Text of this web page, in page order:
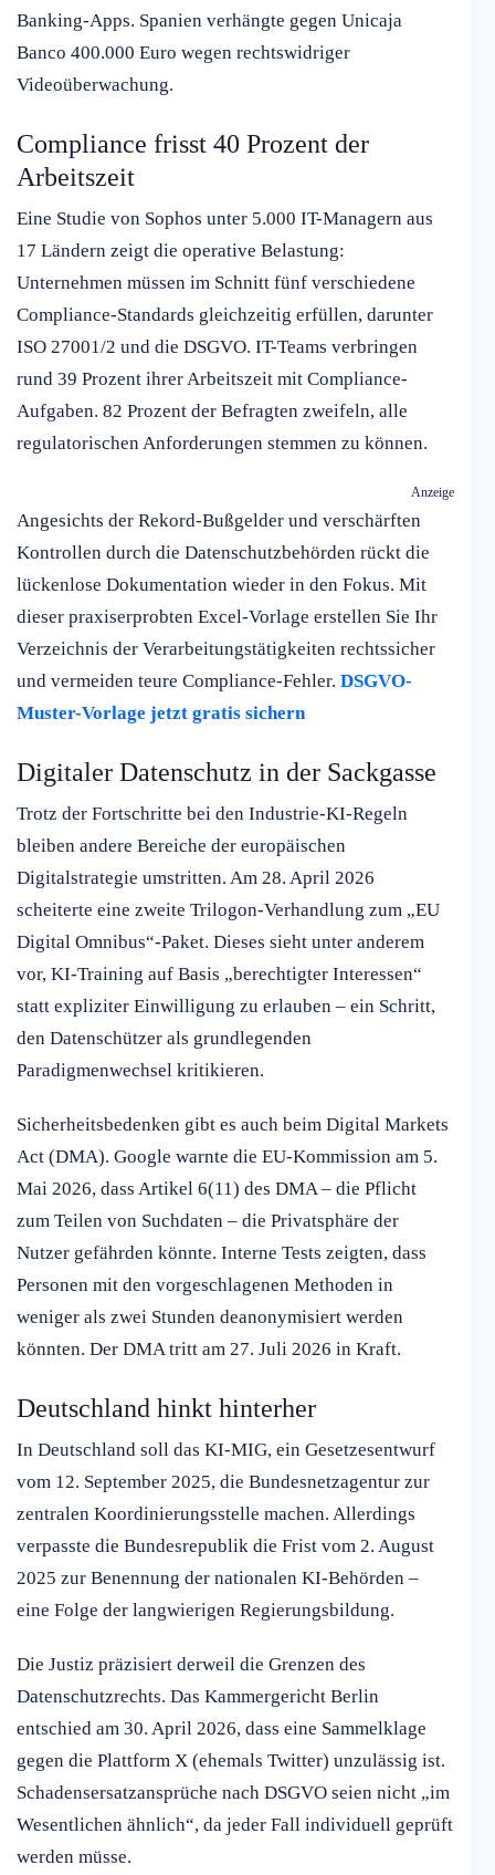
Banking-Apps. Spanien verhängte gegen Unicaja
Banco 400.000 Euro wegen rechtswidriger
Videoüberwachung.
Compliance frisst 40 Prozent der
Arbeitszeit
Eine Studie von Sophos unter 5.000 IT-Managern aus
17 Ländern zeigt die operative Belastung:
Unternehmen müssen im Schnitt fünf verschiedene
Compliance-Standards gleichzeitig erfüllen, darunter
ISO 27001/2 und die DSGVO. IT-Teams verbringen
rund 39 Prozent ihrer Arbeitszeit mit Compliance-
Aufgaben. 82 Prozent der Befragten zweifeln, alle
regulatorischen Anforderungen stemmen zu können.
Anzeige
Angesichts der Rekord-Bußgelder und verschärften
Kontrollen durch die Datenschutzbehörden rückt die
lückenlose Dokumentation wieder in den Fokus. Mit
dieser praxiserprobten Excel-Vorlage erstellen Sie Ihr
Verzeichnis der Verarbeitungstätigkeiten rechtssicher
und vermeiden teure Compliance-Fehler. DSGVO-
Muster-Vorlage jetzt gratis sichern
Digitaler Datenschutz in der Sackgasse
Trotz der Fortschritte bei den Industrie-KI-Regeln
bleiben andere Bereiche der europäischen
Digitalstrategie umstritten. Am 28. April 2026
scheiterte eine zweite Trilogon-Verhandlung zum „EU
Digital Omnibus“-Paket. Dieses sieht unter anderem
vor, KI-Training auf Basis „berechtigter Interessen“
statt expliziter Einwilligung zu erlauben – ein Schritt,
den Datenschützer als grundlegenden
Paradigmenwechsel kritikieren.
Sicherheitsbedenken gibt es auch beim Digital Markets
Act (DMA). Google warnte die EU-Kommission am 5.
Mai 2026, dass Artikel 6(11) des DMA – die Pflicht
zum Teilen von Suchdaten – die Privatsphäre der
Nutzer gefährden könnte. Interne Tests zeigten, dass
Personen mit den vorgeschlagenen Methoden in
weniger als zwei Stunden deanonymisiert werden
könnten. Der DMA tritt am 27. Juli 2026 in Kraft.
Deutschland hinkt hinterher
In Deutschland soll das KI-MIG, ein Gesetzesentwurf
vom 12. September 2025, die Bundesnetzagentur zur
zentralen Koordinierungsstelle machen. Allerdings
verpasste die Bundesrepublik die Frist vom 2. August
2025 zur Benennung der nationalen KI-Behörden –
eine Folge der langwierigen Regierungsbildung.
Die Justiz präzisiert derweil die Grenzen des
Datenschutzrechts. Das Kammergericht Berlin
entschied am 30. April 2026, dass eine Sammelklage
gegen die Plattform X (ehemals Twitter) unzulässig ist.
Schadensersatzansprüche nach DSGVO seien nicht „im
Wesentlichen ähnlich“, da jeder Fall individuell geprüft
werden müsse.